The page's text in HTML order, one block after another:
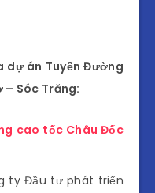
dự án Tuyến Đường
– Sóc Trăng:
cao tốc Châu Đốc
ty Đầu tư phát triển